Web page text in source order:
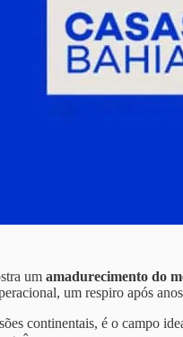
um amadurecimento do
um respiro após
continentais, é o campo